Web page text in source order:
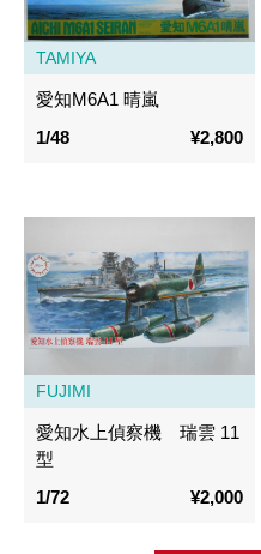
TAMIYA
愛知M6A1 晴嵐
1/48
¥2,800
FUJIMI
愛知水上偵察機 瑞雲 11
型
1/72
¥2,000